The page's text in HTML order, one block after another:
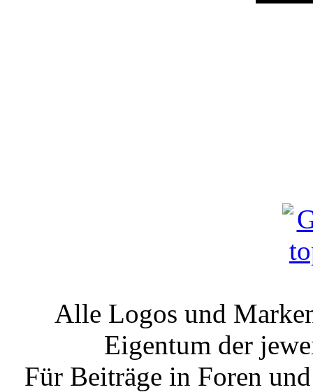
Alle Logos und
Eigentum der
Für Beiträge in Foren